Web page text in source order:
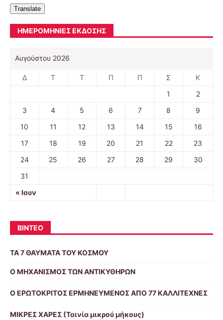
Translate
ΗΜΕΡΟΜΗΝΊΕΣ ΈΚΔΟΣΗΣ
Αυγούστου 2026
Δ Τ Τ Π Π Σ Κ
« Ιουν
1
2
3
4 5 6 7 8
9
10
11 12 13 14 15
16
17
18 19 20 21 22
23
24
25 26 27 28 29
30
31
ΒΙΝΤΕΟ
ΤΑ 7 ΘΑΥΜΑΤΑ ΤΟΥ ΚΟΣΜΟΥ
Ο ΜΗΧΑΝΙΣΜΟΣ ΤΩΝ ΑΝΤΙΚΥΘΗΡΩΝ
Ο ΕΡΩΤΟΚΡΙΤΟΣ ΕΡΜΗΝΕΥΜΕΝΟΣ ΑΠΟ 77 ΚΑΛΛΙΤΕΧΝΕΣ
ΜΙΚΡΕΣ ΧΑΡΕΣ (Ταινία μικρού μήκους)